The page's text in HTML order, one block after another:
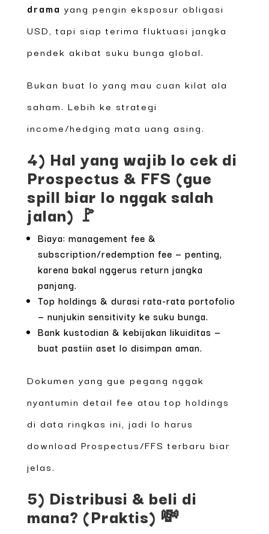
drama yang pengin eksposur obligasi
USD, tapi siap terima fluktuasi jangka
pendek akibat suku bunga global.
Bukan buat lo yang mau cuan kilat ala
saham. Lebih ke strategi
income/hedging mata uang asing.
4) Hal yang wajib lo cek di
Prospectus & FFS (gue
spill biar lo nggak salah
jalan) 🚩
Biaya: management fee &
subscription/redemption fee — penting,
karena bakal nggerus return jangka
panjang.
Top holdings & durasi rata-rata portofolio
— nunjukin sensitivity ke suku bunga.
Bank kustodian & kebijakan likuiditas —
buat pastiin aset lo disimpan aman.
Dokumen yang gue pegang nggak
nyantumin detail fee atau top holdings
di data ringkas ini, jadi lo harus
download Prospectus/FFS terbaru biar
jelas.
5) Distribusi & beli di
mana? (Praktis) 💸